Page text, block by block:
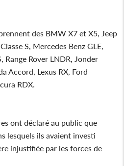
des BMW X7 et X5, Jeep
S, Mercedes Benz GLE,
Range Rover LNDR, Jonder
Accord, Lexus RX, Ford
RDX.
ont déclaré au public que
lesquels ils avaient investi
injustifiée par les forces de